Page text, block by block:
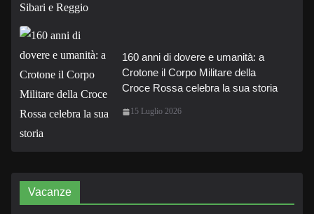
160 anni di dovere e umanità: a
Crotone il Corpo Militare della
Croce Rossa celebra la sua storia
15 Luglio 2026
Vacanze